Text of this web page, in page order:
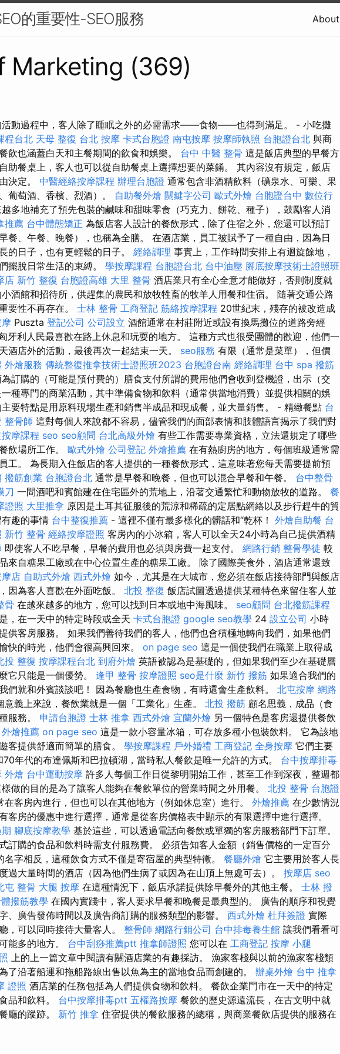
的重要性-SEO服務 About
Marketing (369)
活動過程中，客人除了睡眠之外的必需需求——食物——也得到滿足。 - 小吃攤
程台北 天母 整復 台北 按摩 卡式台胞證 南屯按摩 按摩師執照 台胞證台北 與商
飲也涵蓋白天和主餐期間的飲食和娛樂。 台中 中醫 整骨 這是飯店典型的早餐方
助餐桌上，客人也可以從自助餐桌上選擇想要的菜餚。 其內容沒有規定，飯店
決定。 中醫經絡按摩課程 辦理台胞證 通常包含非酒精飲料（礦泉水、可樂、果
葡萄酒、香檳、烈酒）。 自助餐外燴 關鍵字公司 歐式外燴 台胞證台中 數位行
多地補充了預先包裝的鹹味和甜味零食（巧克力、餅乾、種子），鼓勵客人消
推薦 台中體態矯正 為飯店客人設計的餐飲形式，除了住宿之外，您還可以預訂
餐、午餐、晚餐），也稱為全膳。 在酒店業，員工被賦予了一種自由，因為日
的日子，也有更輕鬆的日子。 經絡調理 事實上，工作時間安排上有迴旋餘地，
擺脫日常生活的束縛。 學按摩課程 台胞證台北 台中油壓 腳底按摩技術士證照班
店 新竹 整復 台胞證高雄 大里 整骨 酒店業只有全心全意才能做好，否則制度就
酒館和招待所，供趕集的農民和放牧牲畜的牧羊人用餐和住宿。 隨著交通公路
要性不再存在。 士林 整骨 工商登記 筋絡按摩課程 20世紀末，殘存的被改造成
Puszta 登記公司 公司設立 酒館通常在村莊附近或設有換馬攤位的道路旁經
牙利人民最喜歡在路上休息和玩耍的地方。 這種方式也很受團體的歡迎，他們一
酒店外的活動，最後再次一起結束一天。 seo服務 有限（通常是菜單），但價
外燴服務 傳統整復推拿技術士證照班2023 台胞證台南 經絡調理 台中 spa 撥筋
訂購的（可能是預付費的）膳食支付所謂的費用他們會收到登機證，出示（交
種專門的商業活動，其中準備食物和飲料（通常供當地消費）並提供相關的娛
要特點是用原料現場生產和銷售半成品和現成餐，並大量銷售。 - 精緻餐點 台
整骨師 這對每個人來說都不容易，儘管我們的面部表情和肢體語言揭示了我們對
摩課程 seo seo顧問 台北高級外燴 有些工作需要專業資格，立法還規定了哪些
飲場所工作。 歐式外燴 公司登記 外燴推薦 在有熱廚房的地方，每個班級通常需
工。 為長期入住飯店的客人提供的一種餐飲形式，這意味著您每天需要提前預
撥筋創業 台胞證台北 通常是早餐和晚餐，但也可以混合早餐和午餐。 台中整骨
刀 一間酒吧和賓館建在住宅區外的荒地上，沿著交通繁忙和動物放牧的道路。 餐
證照 大里推拿 原因是土耳其征服後的荒涼和稀疏的定居點網絡以及步行趕牛的貿
趣的事情 台中整復推薦 - 這裡不僅有最多樣化的髒話和“乾杯！ 外燴自助餐 台
新竹 整骨 經絡按摩證照 客房內的小冰箱，客人可以全天24小時為自己提供酒精
即使客人不吃早餐，早餐的費用也必須與房費一起支付。 網路行銷 整骨學徒 較
來自糖果工廠或在中心位置生產的糖果工廠。 除了國際美食外，酒店通常還致
店 自助式外燴 西式外燴 如今，尤其是在大城市，您必須在飯店接待部門與飯店
因為客人喜歡在外面吃飯。 北投 整復 飯店試圖透過提供某種特色來留住客人並
骨 在越來越多的地方，您可以找到日本或地中海風味。 seo顧問 台北撥筋課程
，在一天中的特定時段或全天 卡式台胞證 google seo教學 24 設立公司 小時
供客房服務。 如果我們善待我們的客人，他們也會積極地轉向我們，如果他們
快的時光，他們會很高興回來。 on page seo 這是一個使我們在職業上取得成
投 整復 按摩課程台北 到府外燴 英語被認為是基礎的，但如果我們至少在基礎層
它只能是一個優勢。 逢甲 整骨 按摩證照 seo是什麼 新竹 撥筋 如果適合我們的
們就和外賓談談吧！ 因為餐廳也生產食物，有時還會生產飲料。 北屯按摩 網路
意義上來說，餐飲業就是一個「工業化」生產。 北投 撥筋 顧名思義，成品（食
服務。 申請台胞證 士林 推拿 西式外燴 宜蘭外燴 另一個特色是客房還提供餐飲
外燴推薦 on page seo 這是一款小容量冰箱，可存放多種小包裝飲料。 它為該地
客提供舒適而簡單的膳食。 學按摩課程 戶外婚禮 工商登記 全身按摩 它們主要
年代的布達佩斯和巴拉頓湖，當時私人餐飲是唯一允許的方式。 台中按摩排毒
外燴 台中運動按摩 許多人每個工作日從黎明開始工作，甚至工作到深夜，整週都
做的目的是為了讓客人能夠在餐飲單位的營業時間之外用餐。 北投 整骨 台胞證
在客房內進行，但也可以在其他地方（例如休息室）進行。 外燴推薦 在少數情況
客房的優惠中進行選擇，通常是從客房價格表中顯示的有限選擇中進行選擇。
腳底按摩教學 基於這些，可以透過電話向餐飲或單獨的客房服務部門下訂單。
訂購的食品和飲料時需支付服務費。 必須告知客人金額（銷售價格的一定百分
名字相反，這種飲食方式不僅是寄宿屋的典型特徵。 餐廳外燴 它主要用於客人長
過大量時間的酒店（因為他們生病了或因為在山頂上無處可去）。 按摩店 seo
屯 整骨 大腿 按摩 在這種情況下，飯店承諾提供除早餐外的其他主餐。 士林 撥
撥筋教學 在國內實踐中，客人要求早餐和晚餐是最典型的。 廣告的順序和視覺
、廣告發佈時間以及廣告商訂購的服務類型的影響。 西式外燴 杜拜簽證 實際
，可以同時接待大量客人。 整骨師 網路行銷公司 台中排毒養生館 讓我們看看可
能多的地方。 台中刮痧推薦ptt 推拿師證照 您可以在 工商登記 按摩 小腿
上的上一篇文章中閱讀有關酒店業的有趣採訪。 漁家客棧與以前的漁家客棧類
了沿著船運和拖船路線出售以魚為主的當地食品而創建的。 辦桌外燴 台中 推拿
證照 酒店業的任務包括為人們提供食物和飲料。 餐飲企業門市在一天中的特定
品和飲料。 台中按摩排毒ptt 五權路按摩 餐飲的歷史源遠流長，在古文明中就
廳的蹤跡。 新竹 推拿 住宿提供的餐飲服務的總稱，與商業餐飲店提供的服務在